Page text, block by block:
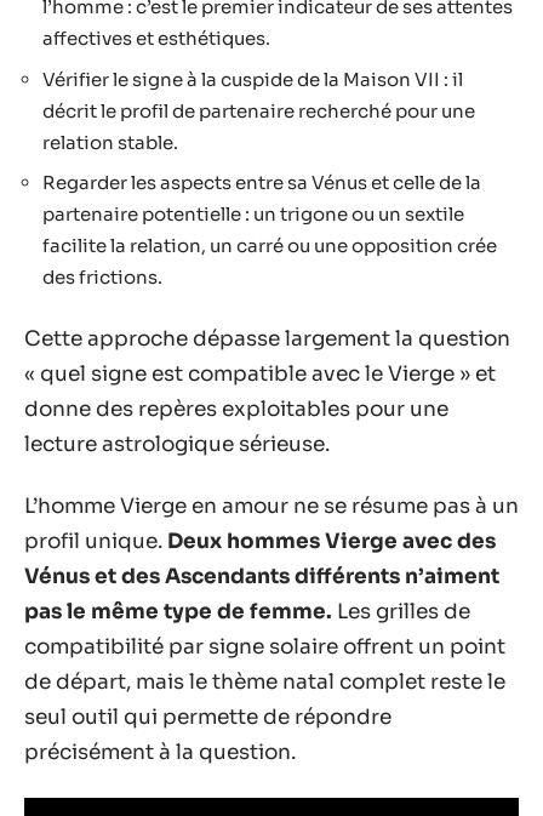
l’homme : c’est le premier indicateur de ses attentes
affectives et esthétiques.
Vérifier le signe à la cuspide de la Maison VII : il
décrit le profil de partenaire recherché pour une
relation stable.
Regarder les aspects entre sa Vénus et celle de la
partenaire potentielle : un trigone ou un sextile
facilite la relation, un carré ou une opposition crée
des frictions.
Cette approche dépasse largement la question
« quel signe est compatible avec le Vierge » et
donne des repères exploitables pour une
lecture astrologique sérieuse.
L’homme Vierge en amour ne se résume pas à un
profil unique. Deux hommes Vierge avec des
Vénus et des Ascendants différents n’aiment
pas le même type de femme. Les grilles de
compatibilité par signe solaire offrent un point
de départ, mais le thème natal complet reste le
seul outil qui permette de répondre
précisément à la question.